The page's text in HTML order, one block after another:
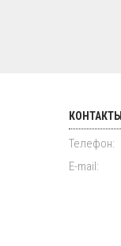
КОНТАКТЫ
Телефон:
E-mail: